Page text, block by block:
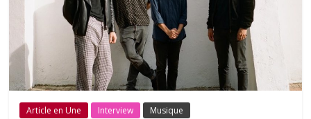
Article en Une Interview Musique